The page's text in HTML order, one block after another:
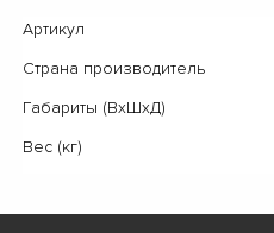
Артикул
Страна производитель
Габариты (ВхШхД)
Вес (кг)